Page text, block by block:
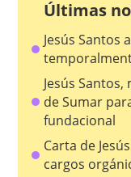
Últimas
Jesús Santos
Jesús
de Sumar
fundacional
Carta de
cargos